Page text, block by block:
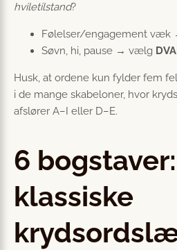
hviletilstand?
Følelser/engagement
Søvn, hi, pause → vælg
Husk, at ordene kun fylder fem
i de mange skabeloner, hvor
afslører A–I eller D–E.
6
klassiske